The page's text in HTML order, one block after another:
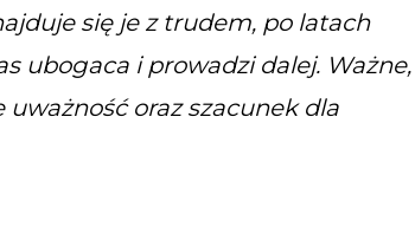
się je z trudem, po latach
ubogaca i prowadzi dalej. Ważne,
oraz szacunek dla